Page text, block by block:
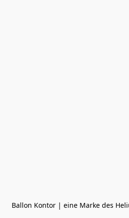
Ballon Kontor | eine Marke des